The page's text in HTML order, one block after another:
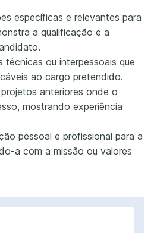
específicas e relevantes para
a qualificação e a
técnicas ou interpessoais que
ao cargo pretendido.
anteriores onde o
mostrando experiência
pessoal e profissional para a
a com a missão ou valores